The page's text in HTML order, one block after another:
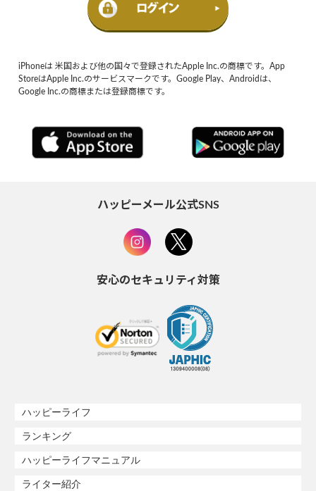
iPhoneは 米国および他の国々で登録されたApple Inc.の商標です。App
StoreはApple Inc.のサービスマークです。Google Play、Androidは、
Google Inc.の商標または登録商標です。
ハッピーメール公式SNS
安心のセキュリティ対策
ハッピーライフ
ランキング
ハッピーライフマニュアル
ライター紹介